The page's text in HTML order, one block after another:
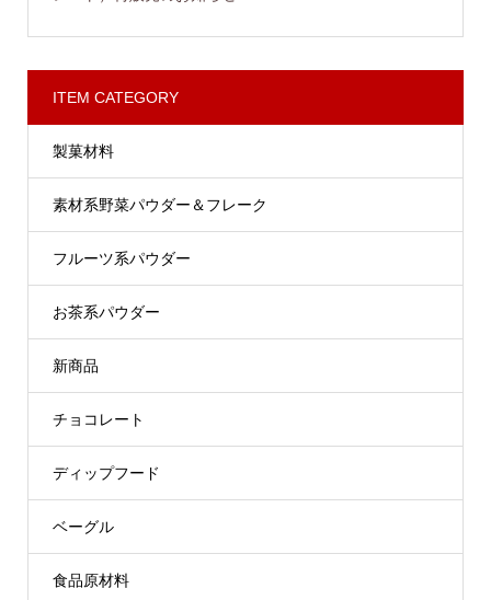
ITEM CATEGORY
製菓材料
素材系野菜パウダー＆フレーク
フルーツ系パウダー
お茶系パウダー
新商品
チョコレート
ディップフード
ベーグル
食品原材料